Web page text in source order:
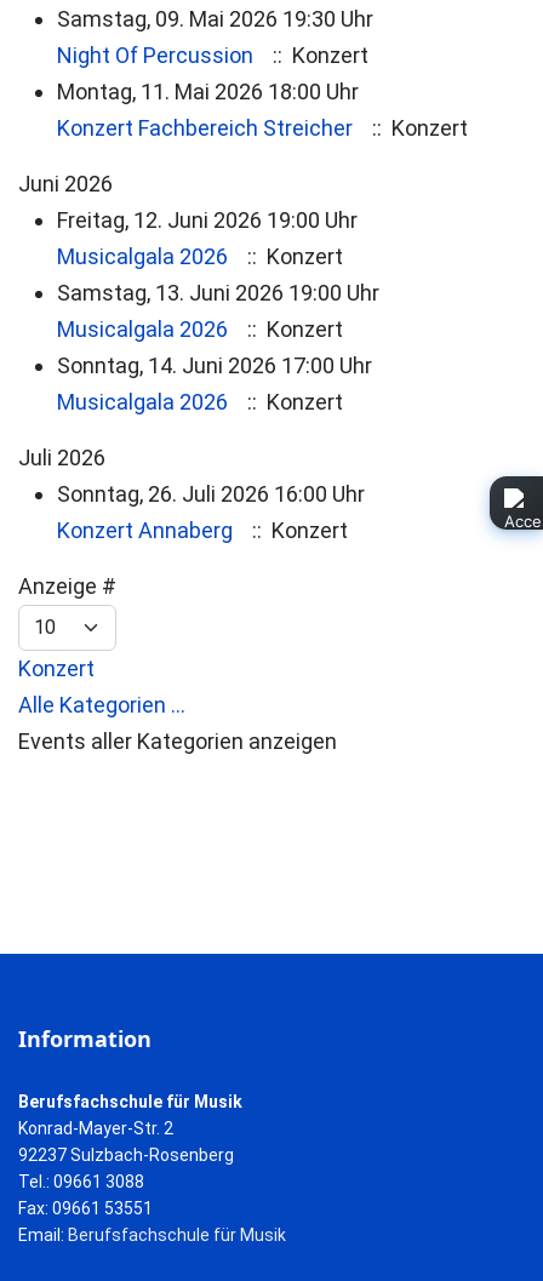
Samstag, 09. Mai 2026 19:30 Uhr
Night Of Percussion
:: Konzert
Montag, 11. Mai 2026 18:00 Uhr
Konzert Fachbereich Streicher
:: Konzert
Juni 2026
Freitag, 12. Juni 2026 19:00 Uhr
Musicalgala 2026
:: Konzert
Samstag, 13. Juni 2026 19:00 Uhr
Musicalgala 2026
:: Konzert
Sonntag, 14. Juni 2026 17:00 Uhr
Musicalgala 2026
:: Konzert
Juli 2026
Sonntag, 26. Juli 2026 16:00 Uhr
Konzert Annaberg
:: Konzert
Limite der Paginierungsliste
Anzeige #
Konzert
Alle Kategorien ...
Events aller Kategorien anzeigen
Information
Berufsfachschule für Musik
Konrad-Mayer-Str. 2
92237 Sulzbach-Rosenberg
Tel.: 09661 3088
Fax: 09661 53551
Email: Berufsfachschule für Musik